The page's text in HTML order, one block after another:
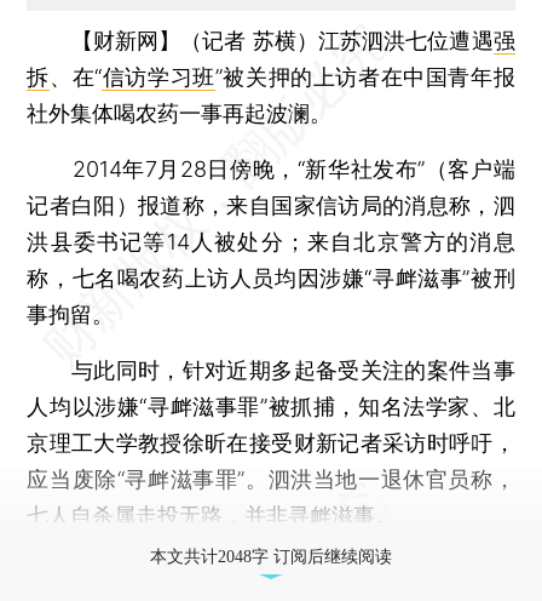
【财新网】（记者 苏横） 江苏泗洪七位遭遇强
拆、在“信访学习班”被关押的上访者在中国青年报
社外集体喝农药一事再起波澜。
2014年7月28日傍晚，“新华社发布”（客户端
记者白阳）报道称，来自国家信访局的消息称，泗
洪县委书记等14人被处分；来自北京警方的消息
称，七名喝农药上访人员均因涉嫌“寻衅滋事”被刑
事拘留。
与此同时，针对近期多起备受关注的案件当事
人均以涉嫌“寻衅滋事罪”被抓捕，知名法学家、北
京理工大学教授徐昕在接受财新记者采访时呼吁，
应当废除“寻衅滋事罪”。泗洪当地一退休官员称，
七人自杀属走投无路，并非寻衅滋事。
本文共计2048字 订阅后继续阅读